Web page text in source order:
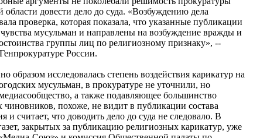
области довести дело до суда. «Возбуждению дела
проверка, которая показала, что указанные публикации
мусульман и направлены на возбуждение вражды и
группы лиц по религиозному признаку», --
России.
образом исследовалась степень воздействия карикатур на
мусульман, в прокуратуре не уточнили, но
а также подавляющее большинство
чиновников, похоже, не видит в публикации состава
и считает, что доводить дело до суда не следовало. В
закрытых за публикацию религиозных карикатур, уже